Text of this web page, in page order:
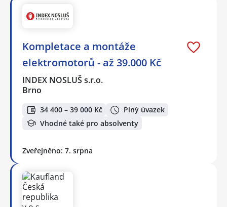
Kompletace a montáže
elektromotorů - až 39.000 Kč
INDEX NOSLUŠ s.r.o.
Brno
34 400 – 39 000 Kč
Plný úvazek
Vhodné také pro absolventy
Zveřejněno: 7. srpna